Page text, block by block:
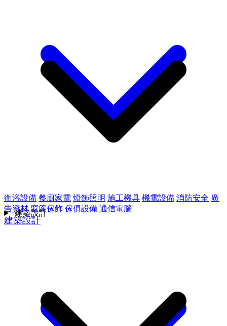
衛浴設備 餐廚家電 燈飾照明 施工機具 機電設備 消防安全 廣
告資材 窗簾傢飾 傢俱設備 通信電腦
建築設計
建築設計